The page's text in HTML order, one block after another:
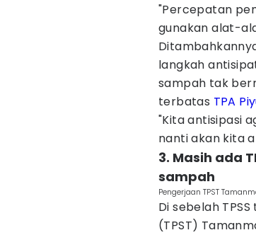
"Percepatan
gunakan alat-
langkah
sampah tak
terbatas TPA
"Kita antisipasi
nanti akan kita
3. Masih ada
sampah
Pengerjaan TPST
Di sebelah
(TPST)